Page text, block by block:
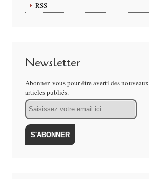
RSS
Newsletter
Abonnez-vous pour être averti des nouveaux
articles publiés.
Email